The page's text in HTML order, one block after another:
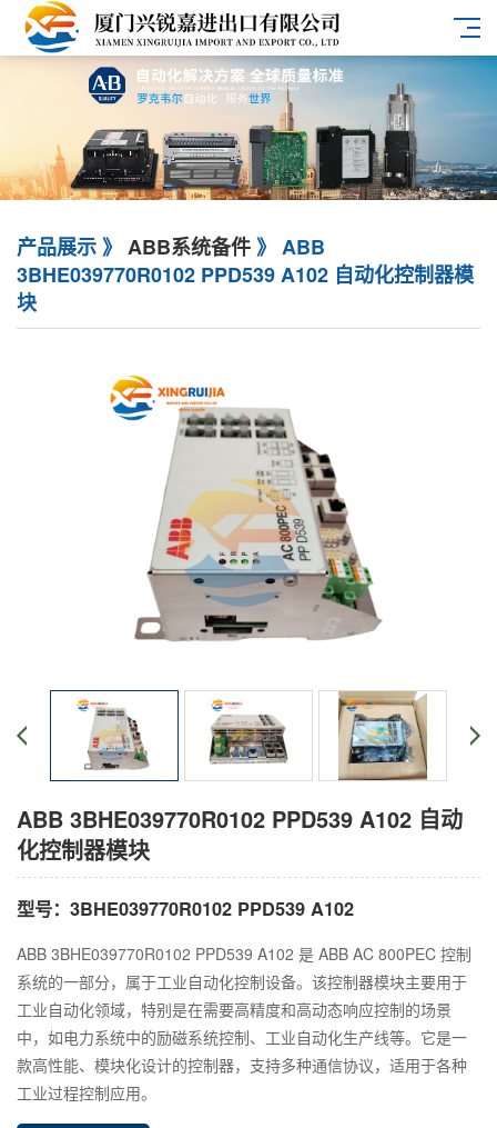
产品展示 》 ABB系统备件》 ABB
3BHE039770R0102 PPD539 A102 自动化控制器模
块
ABB 3BHE039770R0102 PPD539 A102 自动
化控制器模块
型号：3BHE039770R0102 PPD539 A102
ABB 3BHE039770R0102 PPD539 A102 是 ABB AC 800PEC 控制
系统的一部分，属于工业自动化控制设备。该控制器模块主要用于
工业自动化领域，特别是在需要高精度和高动态响应控制的场景
中，如电力系统中的励磁系统控制、工业自动化生产线等。它是一
款高性能、模块化设计的控制器，支持多种通信协议，适用于各种
工业过程控制应用。